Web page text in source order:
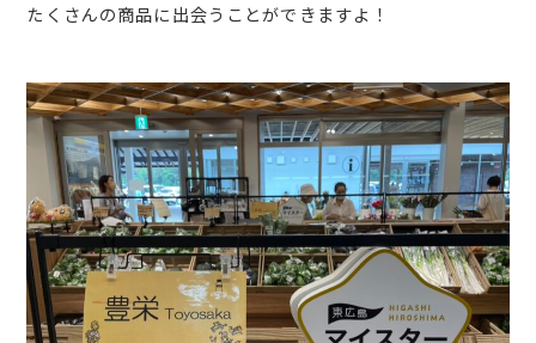
たくさんの商品に出会うことができますよ！